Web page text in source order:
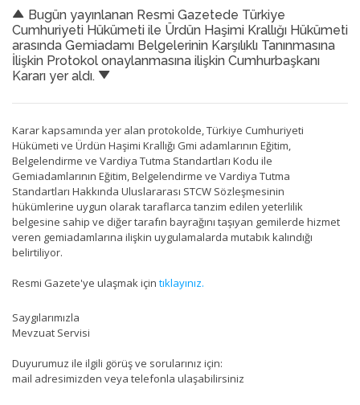
Bugün yayınlanan Resmi Gazetede Türkiye
Cumhuriyeti Hükümeti ile Ürdün Haşimi Krallığı Hükümeti
arasında Gemiadamı Belgelerinin Karşılıklı Tanınmasına
İlişkin Protokol onaylanmasına ilişkin Cumhurbaşkanı
Kararı yer aldı.
Karar kapsamında yer alan protokolde, Türkiye Cumhuriyeti
Hükümeti ve Ürdün Haşimi Krallığı Gmi adamlarının Eğitim,
Belgelendirme ve Vardiya Tutma Standartları Kodu ile
Gemiadamlarının Eğitim, Belgelendirme ve Vardiya Tutma
Standartları Hakkında Uluslararası STCW Sözleşmesinin
hükümlerine uygun olarak taraflarca tanzim edilen yeterlilik
belgesine sahip ve diğer tarafın bayrağını taşıyan gemilerde hizmet
veren gemiadamlarına ilişkin uygulamalarda mutabık kalındığı
belirtiliyor.
Resmi Gazete'ye ulaşmak için tıklayınız.
Saygılarımızla
Mevzuat Servisi
Duyurumuz ile ilgili görüş ve sorularınız için:
mail adresimizden veya telefonla ulaşabilirsiniz